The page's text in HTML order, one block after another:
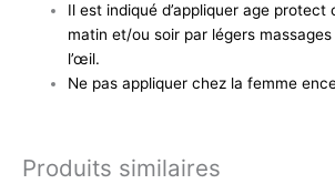
Il est indiqué d’appliquer age
matin et/ou soir par légers
l’œil.
Ne pas appliquer chez la femme
Produits similaires